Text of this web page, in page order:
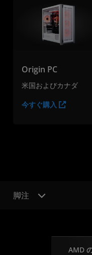
Origin PC
米国およびカナダ
今すぐ購入
脚注
AMD